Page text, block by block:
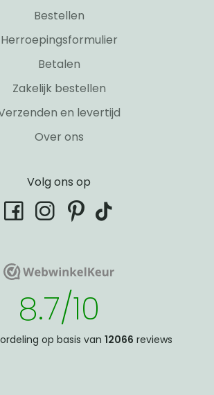
Bestellen
Herroepingsformulier
Betalen
Zakelijk bestellen
en levertijd
Over ons
Volg ons op
facebookinstagram
pinterest
tiktok
WebwinkelKeur
8.7/10
op basis van 12066 reviews